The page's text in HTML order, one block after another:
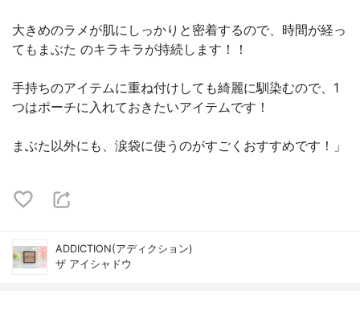
大きめのラメが肌にしっかりと密着するので、時間が経っ
てもまぶた のキラキラが持続します！！
手持ちのアイテムに重ね付けしても綺麗に馴染むので、1
つはポーチに入れておきたいアイテムです！
まぶた以外にも、涙袋に使うのがすごくおすすめです！」
ADDICTION(アディクション)
ザ アイシャドウ